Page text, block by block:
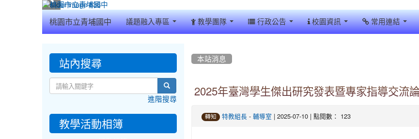
桃園市立青埔國中 議題融入專區 教學團隊 行政公告 校園資訊 常用連結
本站消息
2025年臺灣學生傑出研究發表暨專家指導交流
轉知 特教組長- 輔導室 | 2025-07-10 | 點閱數： 123
::: 站內搜尋
search
進階搜尋
教學活動相簿